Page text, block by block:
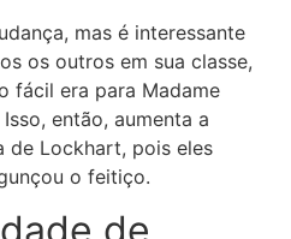
mas é interessante
os outros em sua classe,
fácil era para Madame
então, aumenta a
de Lockhart, pois eles
o feitiço.